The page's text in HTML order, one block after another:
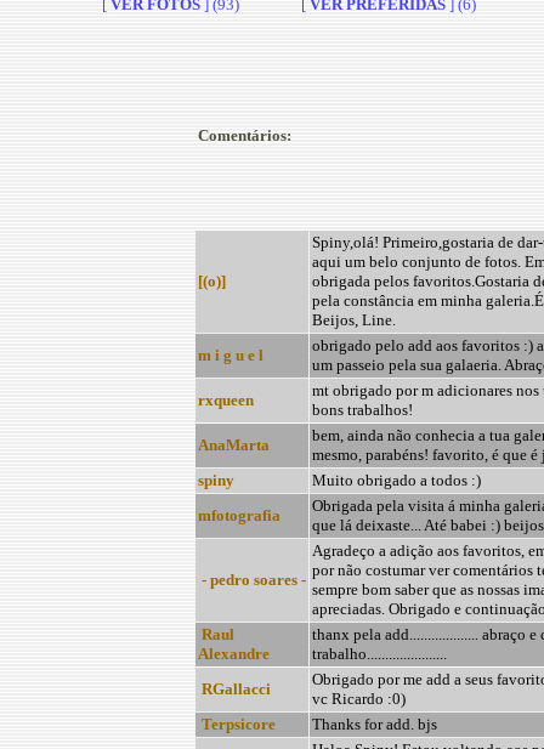
[VER FOTOS ] (93) [VER PREFERIDAS ] (6)
Comentários:
[(o)]
Spiny,olá! Primeiro,gostaria de
aqui um belo conjunto de fotos.
obrigada pelos favoritos.Gostaria
pela constância em minha
Beijos, Line.
m i g u e l
obrigado pelo add aos favoritos :)
um passeio pela sua galaeria.
rxqueen
mt obrigado por m adicionares
bons trabalhos!
AnaMarta
bem, ainda não conhecia a tua
mesmo, parabéns! favorito, é que é
spiny
Muito obrigado a todos :)
mfotografia
Obrigada pela visita á minha
que lá deixaste... Até babei :) beijos
- pedro soares -
Agradeço a adição aos favoritos,
por não costumar ver comentários
sempre bom saber que as nossas
apreciadas. Obrigado e
Raul
Alexandre
thanx pela add................... abraço
trabalho......................
RGallacci
Obrigado por me add a seus
vc Ricardo :0)
Terpsicore
Thanks for add. bjs